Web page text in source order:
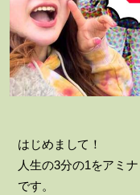
はじめまして！
人生の3分の1をアミ
です。